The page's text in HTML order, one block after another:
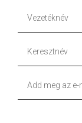
Vezetéknév
Keresztnév
Your
Email